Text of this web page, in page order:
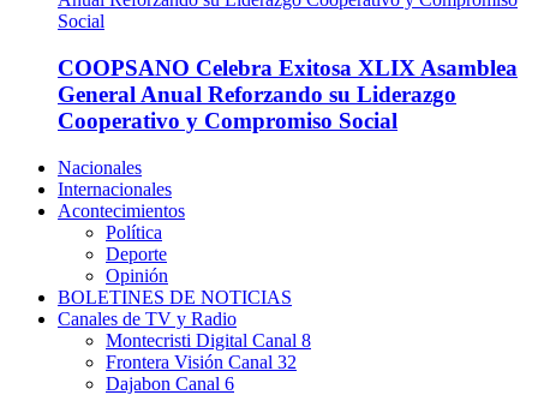
COOPSANO Celebra Exitosa XLIX Asamblea
General Anual Reforzando su Liderazgo
Cooperativo y Compromiso Social
Nacionales
Internacionales
Acontecimientos
Política
Deporte
Opinión
BOLETINES DE NOTICIAS
Canales de TV y Radio
Montecristi Digital Canal 8
Frontera Visión Canal 32
Dajabon Canal 6